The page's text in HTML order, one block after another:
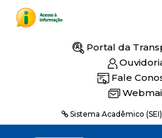
Portal da
Fale
Sistema Acadêmico (SEI)